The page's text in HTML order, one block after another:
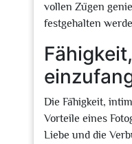
vollen Zügen
festgehalten
Die Fähigkeit,
Vorteile eines
Liebe und die